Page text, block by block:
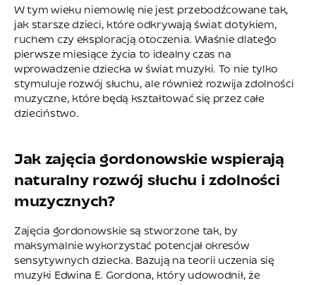
W tym wieku niemowlę nie jest przebodźcowane tak,
jak starsze dzieci, które odkrywają świat dotykiem,
ruchem czy eksploracją otoczenia. Właśnie dlatego
pierwsze miesiące życia to idealny czas na
wprowadzenie dziecka w świat muzyki. To nie tylko
stymuluje rozwój słuchu, ale również rozwija zdolności
muzyczne, które będą kształtować się przez całe
dzieciństwo.
Jak zajęcia gordonowskie wspierają
naturalny rozwój słuchu i zdolności
muzycznych?
Zajęcia gordonowskie są stworzone tak, by
maksymalnie wykorzystać potencjał okresów
sensytywnych dziecka. Bazują na teorii uczenia się
muzyki Edwina E. Gordona, który udowodnił, że